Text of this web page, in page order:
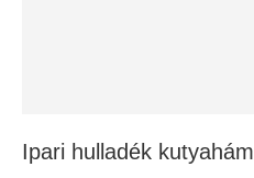
Ipari hulladék kutyahám